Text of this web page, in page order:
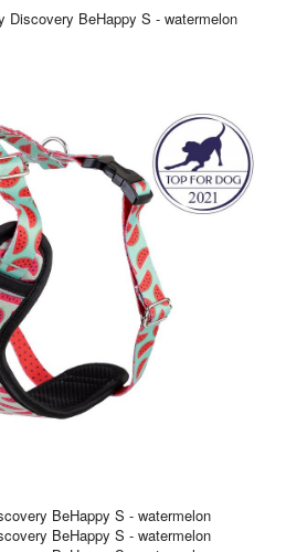
Discovery BeHappy S - watermelon